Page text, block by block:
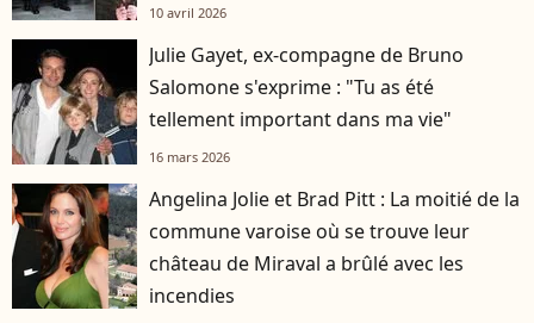
10 avril 2026
Julie Gayet, ex-compagne de Bruno
Salomone s'exprime : "Tu as été
tellement important dans ma vie"
16 mars 2026
Angelina Jolie et Brad Pitt : La moitié de la
commune varoise où se trouve leur
château de Miraval a brûlé avec les
incendies